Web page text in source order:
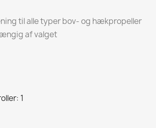
til alle typer bov- og hækpropeller
af valget
1